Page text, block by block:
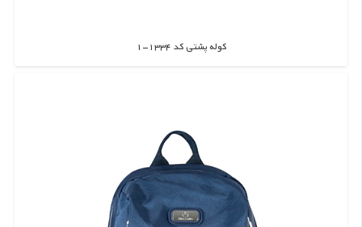
کوله پشتی کد 1334-1
اطلاعات بیشتر